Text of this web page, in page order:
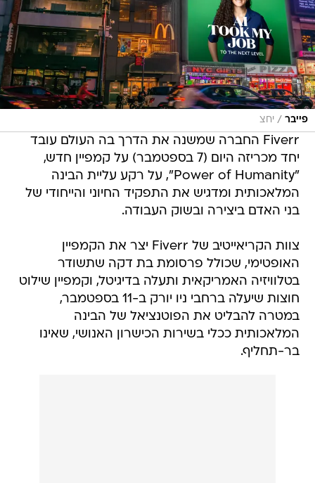
פייבר / יחצ
Fiverr החברה שמשנה את הדרך בה העולם עובד
יחד מכריזה היום (7 בספטמבר) על קמפיין חדש,
"Power of Humanity", על רקע עליית הבינה
המלאכותית ומדגיש את התפקיד החיוני והייחודי של
בני האדם ביצירה ובשוק העבודה.
צוות הקריאייטיב של Fiverr יצר את הקמפיין
האופטימי, שכולל פרסומת בת דקה שתשודר
בטלוויזיה האמריקאית ותעלה בדיגיטל, וקמפיין שילוט
חוצות שיעלה ברחבי ניו יורק ב-11 בספטמבר,
במטרה להבליט את הפוטנציאל של הבינה
המלאכותית ככלי בשירות הכישרון האנושי, שאינו
בר-תחליף.